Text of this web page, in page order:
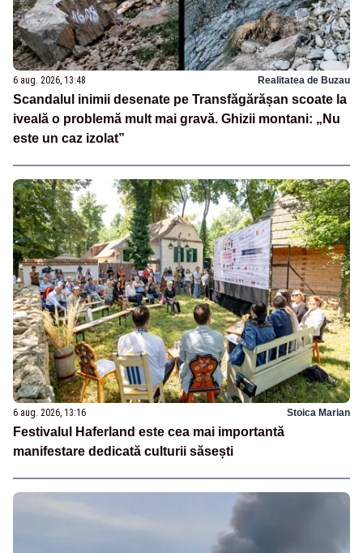
6 aug. 2026, 13:48 Realitatea de Buzau
Scandalul inimii desenate pe Transfăgărășan scoate la
iveală o problemă mult mai gravă. Ghizii montani: „Nu
este un caz izolat”
6 aug. 2026, 13:16 Stoica Marian
Festivalul Haferland este cea mai importantă
manifestare dedicată culturii săsești